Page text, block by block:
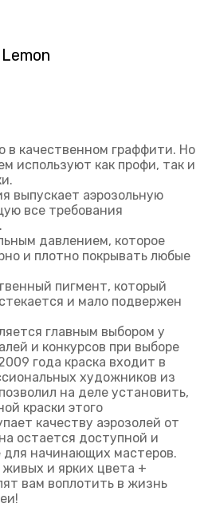
в качественном граффити. Но
используют как профи, так и
выпускает аэрозольную
все требования
давлением, которое
и плотно покрывать любые
пигмент, который
и мало подвержен
главным выбором у
и конкурсов при выборе
года краска входит в
художников из
на деле установить,
краски этого
качеству аэрозолей от
остается доступной и
для начинающих мастеров.
и ярких цвета +
вам воплотить в жизнь